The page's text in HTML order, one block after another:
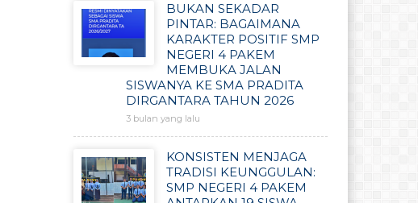
BUKAN SEKADAR
PINTAR: BAGAIMANA
KARAKTER POSITIF SMP
NEGERI 4 PAKEM
MEMBUKA JALAN
SISWANYA KE SMA PRADITA
DIRGANTARA TAHUN 2026
3 bulan yang lalu
KONSISTEN MENJAGA
TRADISI KEUNGGULAN:
SMP NEGERI 4 PAKEM